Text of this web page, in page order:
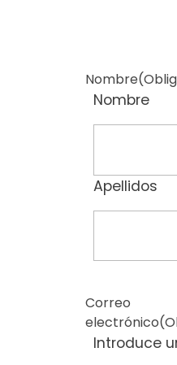
Nombre
Nombre
Apellidos
Correo
electrónico
Introduce